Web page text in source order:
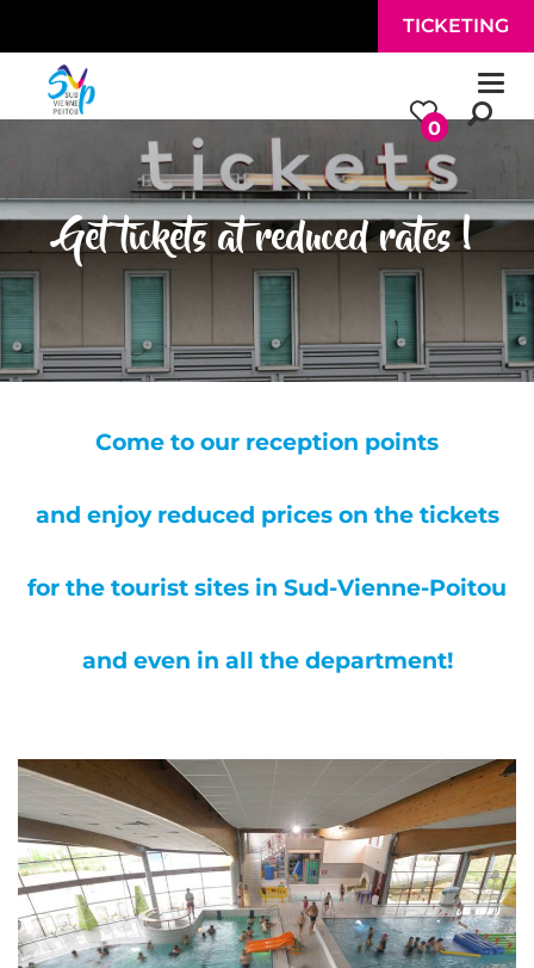
TICKETING
0
Get tickets at reduced rates !
Come to our reception points
and enjoy reduced prices on the tickets
for the tourist sites in Sud-Vienne-Poitou
and even in all the department!